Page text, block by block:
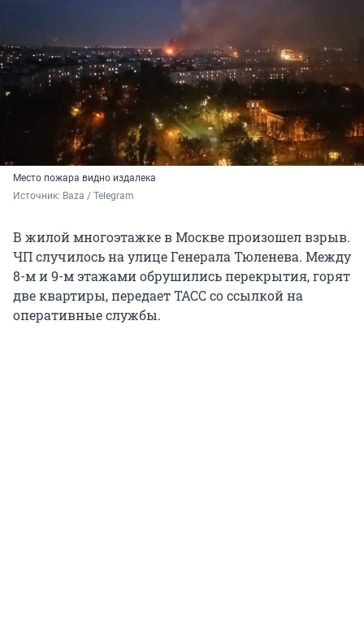
Место пожара видно издалека
Источник: Baza / Telegram
В жилой многоэтажке в Москве произошел взрыв.
ЧП случилось на улице Генерала Тюленева. Между
8-м и 9-м этажами обрушились перекрытия, горят
две квартиры, передает ТАСС со ссылкой на
оперативные службы.